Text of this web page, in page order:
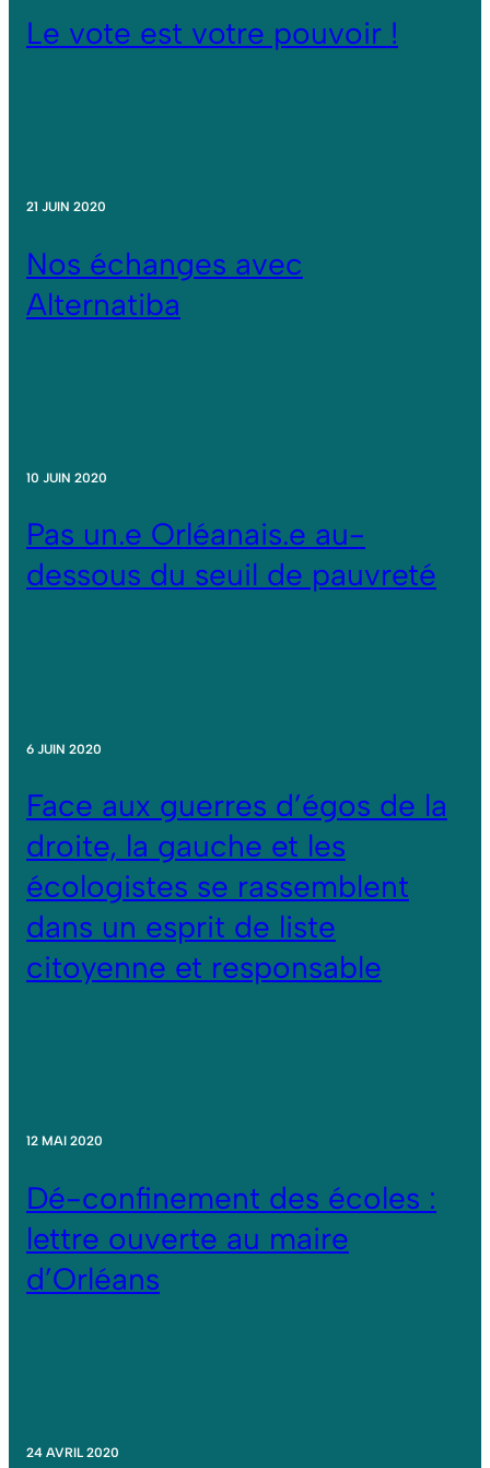
Le vote est votre pouvoir !
21 JUIN 2020
Nos échanges avec
Alternatiba
10 JUIN 2020
Pas un.e Orléanais.e au-
dessous du seuil de pauvreté
6 JUIN 2020
Face aux guerres d’égos de la
droite, la gauche et les
écologistes se rassemblent
dans un esprit de liste
citoyenne et responsable
12 MAI 2020
Dé-confinement des écoles :
lettre ouverte au maire
d’Orléans
24 AVRIL 2020